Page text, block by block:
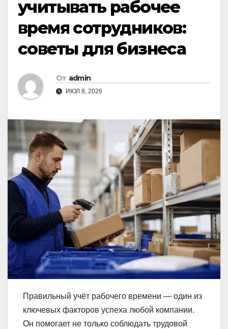
учитывать рабочее
время сотрудников:
советы для бизнеса
От admin
ИЮЛ 8, 2026
Правильный учёт рабочего времени — один из
ключевых факторов успеха любой компании.
Он помогает не только соблюдать трудовой